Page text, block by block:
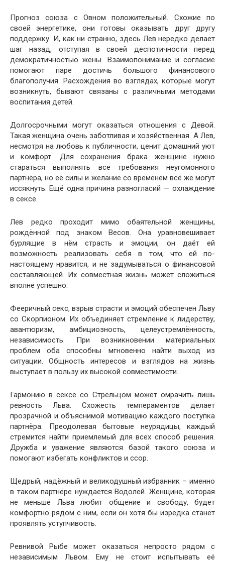
Прогноз союза с Овном положительный. Схожие по
своей энергетике, они готовы оказывать друг другу
поддержку. И, как ни странно, здесь Лев нередко делает
шаг назад, отступая в своей деспотичности перед
демократичностью жены. Взаимопонимание и согласие
помогают паре достичь большого финансового
благополучия. Расхождения во взглядах, которые могут
возникнуть, бывают связаны с различными методами
воспитания детей.
Долгосрочными могут оказаться отношения с Девой.
Такая женщина очень заботливая и хозяйственная. А Лев,
несмотря на любовь к публичности, ценит домашний уют
и комфорт. Для сохранения брака женщине нужно
стараться выполнять все требования неугомонного
партнёра, но её силы и желание со временем всё же могут
иссякнуть. Ещё одна причина разногласий — охлаждение
в сексе.
Лев редко проходит мимо обаятельной женщины,
рождённой под знаком Весов. Она уравновешивает
бурлящие в нём страсть и эмоции, он даёт ей
возможность реализовать себя в том, что ей по-
настоящему нравится, и не задумываться о финансовой
составляющей. Их совместная жизнь может сложиться
вполне успешно.
Фееричный секс, взрыв страсти и эмоций обеспечен Льву
со Скорпионом. Их объединяет стремление к лидерству,
авантюризм, амбициозность, целеустремлённость,
независимость. При возникновении материальных
проблем оба способны мгновенно найти выход из
ситуации. Общность интересов и взглядов на жизнь
выступает в пользу их высокой совместимости.
Гармонию в сексе со Стрельцом может омрачить лишь
ревность Льва. Схожесть темпераментов делает
прозрачной и объяснимой мотивацию каждого поступка
партнёра. Преодолевая бытовые неурядицы, каждый
стремится найти приемлемый для всех способ решения.
Дружба и уважение являются базой такого союза и
помогают избегать конфликтов и ссор.
Щедрый, надёжный и великодушный избранник – именно
в таком партнёре нуждается Водолей. Женщине, которая
не меньше Льва любит общение и свободу, будет
комфортно рядом с ним, если он хотя бы изредка станет
проявлять уступчивость.
Ревнивой Рыбе может оказаться непросто рядом с
независимым Львом. Ему не стоит испытывать её